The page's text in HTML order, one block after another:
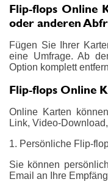
Flip-flops Online
oder anderen
Fügen Sie Ihrer
eine Umfrage. Ab
Option komplett
Flip-flops Online
Online Karten
Link, Video-
1. Persönliche Flip-
Sie können
Email an Ihre